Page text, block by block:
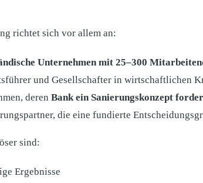
richtet sich vor allem an:
Unternehmen mit 25–300
und Gesellschafter in wirtschaftlichen
deren Bank ein Sanierungskonzept
die eine fundierte
sind:
Ergebnisse